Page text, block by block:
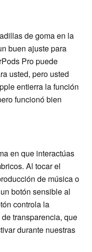
de goma en la
buen ajuste para
Pro puede
usted, pero usted
entierra la función
funcionó bien
en que interactúas
Al tocar el
de música o
botón sensible al
controla la
transparencia, que
durante nuestras